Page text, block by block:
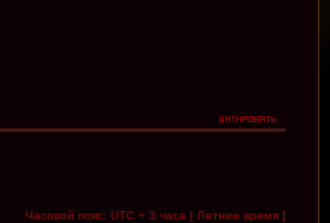
Часовой пояс: UTC + 3 часа [ Летнее время ]